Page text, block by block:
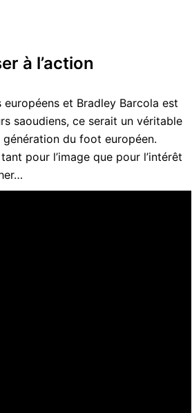
à l’action
européens et Bradley Barcola est
saoudiens, ce serait un véritable
du foot européen.
pour l’image que pour l’intérêt